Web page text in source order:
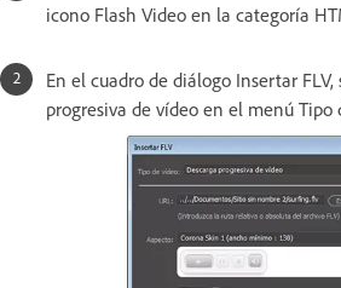
icono Flash Video en la categoría
En el cuadro de diálogo Insertar FLV,
progresiva de vídeo en el menú Tipo